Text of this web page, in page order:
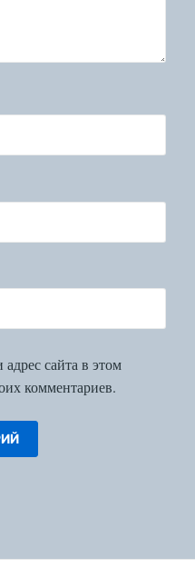
сайта в этом
комментариев.